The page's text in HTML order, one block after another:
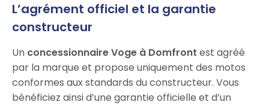
L’agrément officiel et la garantie
constructeur
Un concessionnaire Voge à Domfront est agréé
par la marque et propose uniquement des motos
conformes aux standards du constructeur. Vous
bénéficiez ainsi d’une garantie officielle et d’un